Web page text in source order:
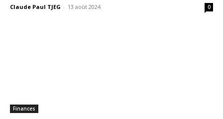
Claude Paul TJEG - 13 août 2024 0
Finances